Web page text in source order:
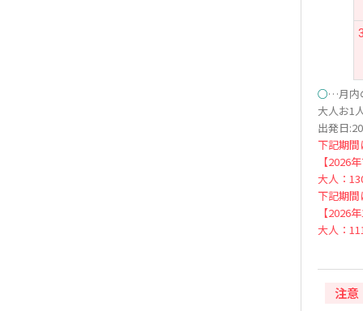
○…月内
大人お1
出発日
下記期
【2026
大人：
下記期
【2026
大人：
注意